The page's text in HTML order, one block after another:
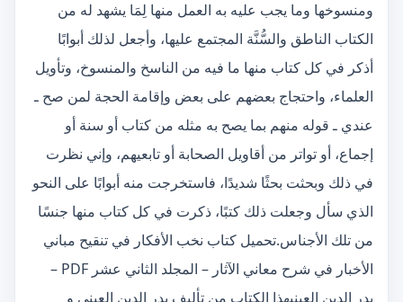
ومنسوخها وما يجب عليه به العمل منها لِمَا يشهد له من
الكتاب الناطق والسُّنَّة المجتمع عليها، وأجعل لذلك أبوابًا
أذكر في كل كتاب منها ما فيه من الناسخ والمنسوخ، وتأويل
العلماء، واحتجاج بعضهم على بعض وإقامة الحجة لمن صح ـ
عندي ـ قوله منهم بما يصح به مثله من كتاب أو سنة أو
إجماع، أو تواتر من أقاويل الصحابة أو تابعيهم، وإني نظرت
في ذلك وبحثت بحثًا شديدًا، فاستخرجت منه أبوابًا على النحو
الذي سأل وجعلت ذلك كتبًا، ذكرت في كل كتاب منها جنسًا
من تلك الأجناس.تحميل كتاب نخب الأفكار في تنقيح مباني
الأخبار في شرح معاني الآثار – المجلد الثاني عشر PDF –
بدر الدين العينيهذا الكتاب من تأليف بدر الدين العيني و